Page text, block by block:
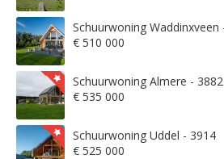
Schuurwoning Waddinxveen
€ 510 000
Schuurwoning Almere - 3882
€ 535 000
Schuurwoning Uddel - 3914
€ 525 000